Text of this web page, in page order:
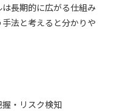
長期的に広がる仕組み
法と考えると分かりや
・リスク検知